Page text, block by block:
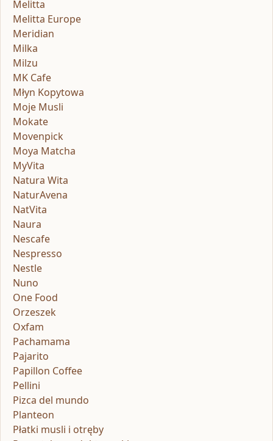
Melitta
Melitta Europe
Meridian
Milka
Milzu
MK Cafe
Młyn Kopytowa
Moje Musli
Mokate
Movenpick
Moya Matcha
MyVita
Natura Wita
NaturAvena
NatVita
Naura
Nescafe
Nespresso
Nestle
Nuno
One Food
Orzeszek
Oxfam
Pachamama
Pajarito
Papillon Coffee
Pellini
Pizca del mundo
Planteon
Płatki musli i otręby